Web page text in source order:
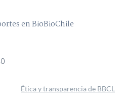
en BioBioChile
Ética y transparencia de BBCL